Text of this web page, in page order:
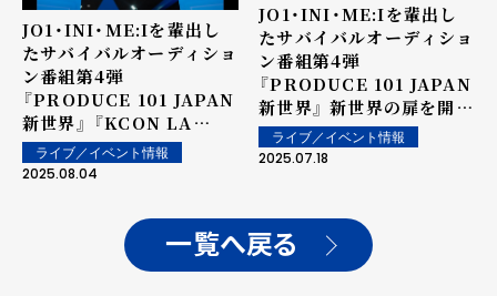
JO1・INI・ME:Iを輩出し
たサバイバルオーディショ
ン番組第4弾
『PRODUCE 101 JAPAN
新世界』 『KCON LA
2025』にて体験型ブース
が登場！ 現地オーディショ
ローバル展開に向けて本格
ライブ／イベント情報
2025.08.04
JO1・INI・ME:Iを輩出し
たサバイバルオーディショ
ン番組第4弾
『PRODUCE 101 JAPAN
新世界』 新世界の扉を開く
グローバルボーイズグルー
プ誕生へ！ 全世界からの参
ライブ／イベント情報
2025.07.18
一覧へ戻る